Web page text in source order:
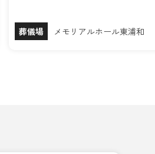
葬儀場 メモリアルホール東浦和